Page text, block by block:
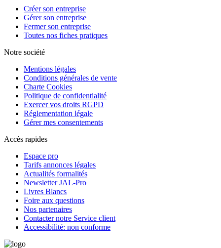
Créer son entreprise
Gérer son entreprise
Fermer son entreprise
Toutes nos fiches pratiques
Notre société
Mentions légales
Conditions générales de vente
Charte Cookies
Politique de confidentialité
Exercer vos droits RGPD
Réglementation légale
Gérer mes consentements
Accès rapides
Espace pro
Tarifs annonces légales
Actualités formalités
Newsletter JAL-Pro
Livres Blancs
Foire aux questions
Nos partenaires
Contacter notre Service client
Accessibilité: non conforme